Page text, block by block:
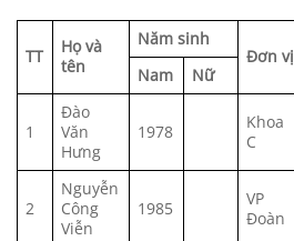
TT
Họ và
tên
Năm sinh
Đơn vị
Nam Nữ
1
Đào
Văn
Hưng
1978
Khoa
C
2
Nguyễn
Công
Viễn
1985
VP
Đoàn